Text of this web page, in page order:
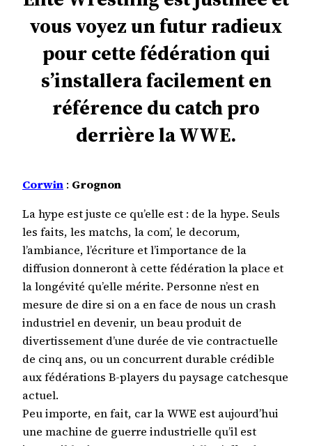
vous voyez un futur radieux
pour cette fédération qui
s’installera facilement en
référence du catch pro
derrière la WWE.
Corwin : Grognon
La hype est juste ce qu’elle est : de la hype. Seuls
les faits, les matchs, la com’, le decorum,
l’ambiance, l’écriture et l’importance de la
diffusion donneront à cette fédération la place et
la longévité qu’elle mérite. Personne n’est en
mesure de dire si on a en face de nous un crash
industriel en devenir, un beau produit de
divertissement d’une durée de vie contractuelle
de cinq ans, ou un concurrent durable crédible
aux fédérations B-players du paysage catchesque
actuel.
Peu importe, en fait, car la WWE est aujourd’hui
une machine de guerre industrielle qu’il est